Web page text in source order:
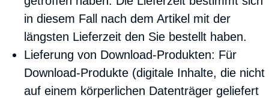
in diesem Fall nach dem Artikel mit der
längsten Lieferzeit den Sie bestellt haben.
Lieferung von Download-Produkten: Für
Download-Produkte (digitale Inhalte, die nicht
auf einem körperlichen Datenträger geliefert